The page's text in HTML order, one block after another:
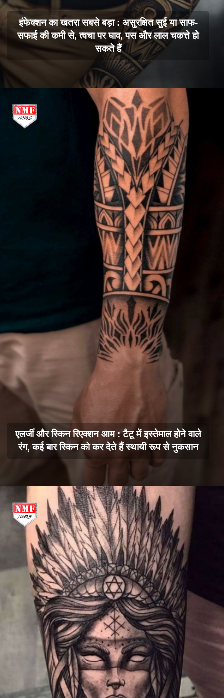
इंफेक्शन का खतरा सबसे बड़ा : असुरक्षित सुई या साफ-
सफाई की कमी से, त्वचा पर घाव, पस और लाल चकत्ते हो
सकते हैं
एलर्जी और स्किन रिएक्शन आम : टैटू में इस्तेमाल होने वाले
रंग, कई बार स्किन को कर देते हैं स्थायी रूप से नुकसान